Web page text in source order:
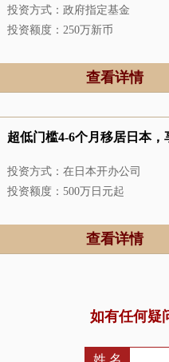
投资方式：政府指定基金
投资额度：250万新币
申请周期：8-12个月查看详情
超低门槛4-6个月移居日本
投资方式：在日本开办公司
投资额度：500万日元起
申请周期：4-6个月查看详情
如有任何疑
姓 名